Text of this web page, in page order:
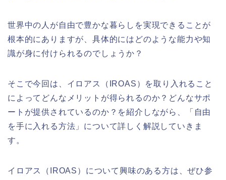
世界中の人が自由で豊かな暮らしを実現できることが
根本的にありますが、具体的にはどのような能力や知
識が身に付けられるのでしょうか？
そこで今回は、イロアス（ IROAS ）を取り入れること
によってどんなメリットが得られるのか？どんなサポ
ートが提供されているのか？を紹介しながら、「自由
を手に入れる方法」について詳しく解説していきま
す。
イロアス（ IROAS ）について興味のある方は、ぜひ参